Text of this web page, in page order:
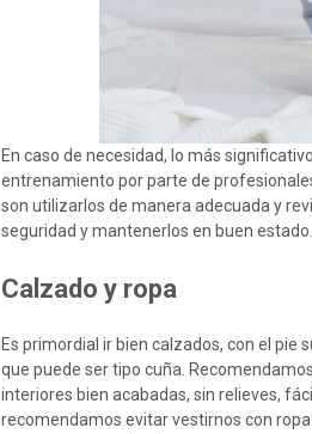
En caso de necesidad, lo más
entrenamiento por parte de
son utilizarlos de manera adecuada y
seguridad y mantenerlos en buen estado.
Calzado y ropa
Es primordial ir bien calzados, con el pie
que puede ser tipo cuña.
interiores bien acabadas, sin relieves,
recomendamos evitar vestirnos con